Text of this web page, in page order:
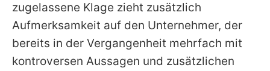
zugelassene Klage zieht zusätzlich
Aufmerksamkeit auf den Unternehmer, der
bereits in der Vergangenheit mehrfach mit
kontroversen Aussagen und zusätzlichen